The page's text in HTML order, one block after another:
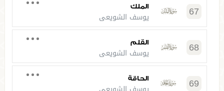
67 الملك
يوسف الشويعي
68 القلم
يوسف الشويعي
69 الحاقة